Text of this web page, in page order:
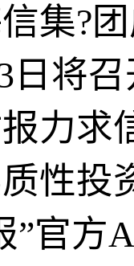
集?
日将
力求
性投
”官方